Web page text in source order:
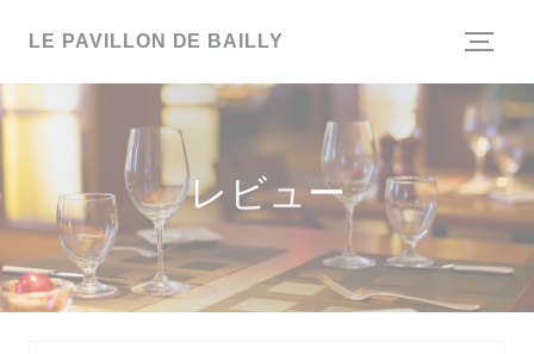
LE PAVILLON DE BAILLY
レビュー